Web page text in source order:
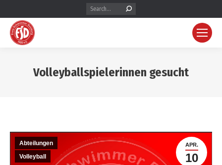
Search:
Volleyballspielerinnen gesucht
APR.
10
Abteilungen
Volleyball